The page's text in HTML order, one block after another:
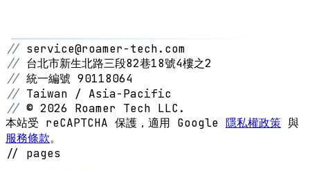
// service@roamer-tech.com
// 台北市新生北路三段82巷18號4樓之2
// 統一編號 90118064
// Taiwan / Asia-Pacific
// © 2026 Roamer Tech LLC.
本站受 reCAPTCHA 保護，適用 Google 隱私權政策 與
服務條款。
// pages